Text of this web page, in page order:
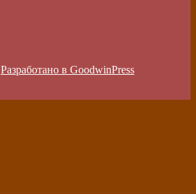
Разработано в GoodwinPress